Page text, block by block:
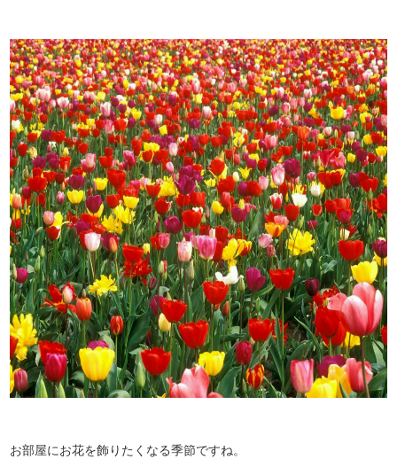
お部屋にお花を飾りたくなる季節ですね。